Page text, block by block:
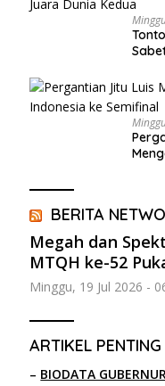
BERITA
Megah dan
MTQH ke-52
Minggu, 19 Jul 2026 -
ARTIKEL PENTING
– BIODATA